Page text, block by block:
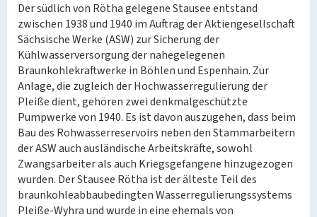
Der südlich von Rötha gelegene Stausee entstand
zwischen 1938 und 1940 im Auftrag der Aktiengesellschaft
Sächsische Werke (ASW) zur Sicherung der
Kühlwasserversorgung der nahegelegenen
Braunkohlekraftwerke in Böhlen und Espenhain. Zur
Anlage, die zugleich der Hochwasserregulierung der
Pleiße dient, gehören zwei denkmalgeschützte
Pumpwerke von 1940. Es ist davon auszugehen, dass beim
Bau des Rohwasserreservoirs neben den Stammarbeitern
der ASW auch ausländische Arbeitskräfte, sowohl
Zwangsarbeiter als auch Kriegsgefangene hinzugezogen
wurden. Der Stausee Rötha ist der älteste Teil des
braunkohleabbaubedingten Wasserregulierungssystems
Pleiße-Wyhra und wurde in eine ehemals von